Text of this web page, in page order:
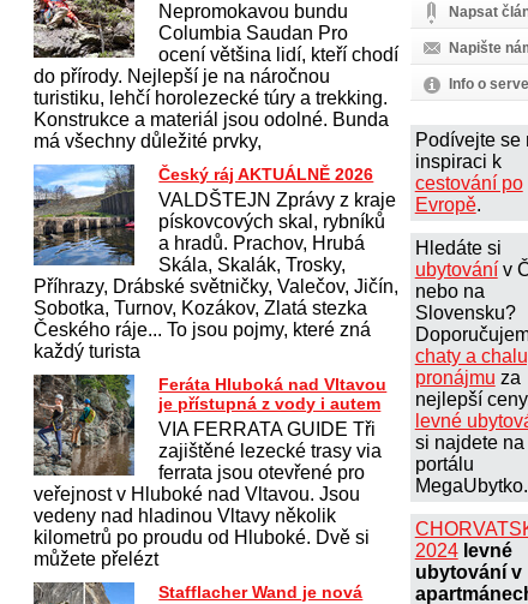
Napsat
Napište
Info o
Podívejte se
inspiraci k
cestování po
Evropě.
Hledáte si
ubytovánív
nebo na
Slovensku?
chaty a
pronájmu za
nejlepší ceny.
levné
si najdete na
portálu
2024 levné
ubytování v
Nepromokavou bundu
Columbia Saudan Pro
ocení většina lidí, kteří chodí
do přírody. Nejlepší je na náročnou
turistiku, lehčí horolezecké túry a trekking.
Konstrukce a materiál jsou odolné. Bunda
má všechny důležité prvky,
Český ráj AKTUÁLNĚ 2026
VALDŠTEJN Zprávy z kraje
pískovcových skal, rybníků
a hradů. Prachov, Hrubá
Skála, Skalák, Trosky,
Příhrazy, Drábské světničky, Valečov, Jičín,
Sobotka, Turnov, Kozákov, Zlatá stezka
Českého ráje... To jsou pojmy, které zná
každý turista
Feráta Hluboká nad Vltavou
je přístupná z vody i autem
VIA FERRATA GUIDE Tři
zajištěné lezecké trasy via
ferrata jsou otevřené pro
veřejnost v Hluboké nad Vltavou. Jsou
vedeny nad hladinou Vltavy několik
kilometrů po proudu od Hluboké. Dvě si
můžete přelézt
Stafflacher Wand je nová